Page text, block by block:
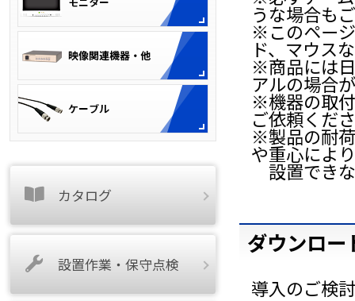
うな場合も
※このペー
ド、マウス
※商品には
アルの場合
※機器の取
ご依頼くだ
※製品の耐
や重心によ
設置できな
ダウンロー
導入のご検
カタログ
設置作業・保守点検